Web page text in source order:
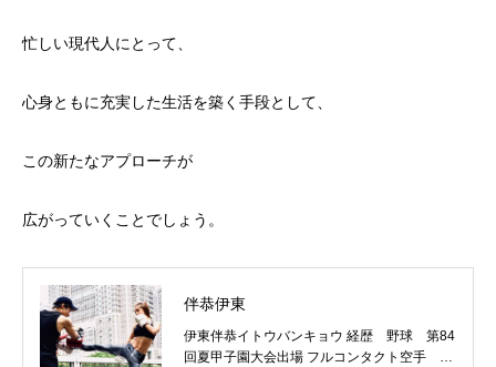
忙しい現代人にとって、
心身ともに充実した生活を築く手段として、
この新たなアプローチが
広がっていくことでしょう。
伴恭伊東
伊東伴恭イトウバンキョウ 経歴 野球 第84
回夏甲子園大会出場 フルコンタクト空手 日